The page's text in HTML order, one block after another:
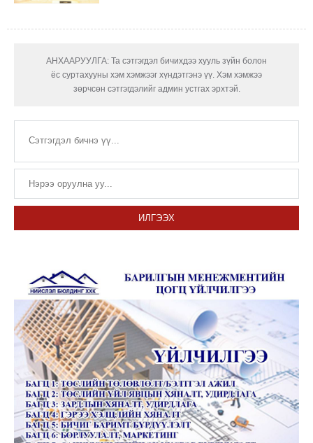
АНХААРУУЛГА: Та сэтгэгдэл бичихдээ хууль зүйн болон
ёс суртахууны хэм хэмжээг хүндэтгэнэ үү. Хэм хэмжээ
зөрчсөн сэтгэгдэлийг админ устгах эрхтэй.
ИЛГЭЭХ